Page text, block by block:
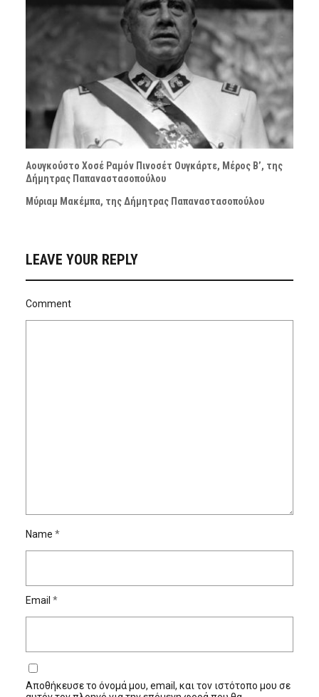
Αουγκούστο Χοσέ Ραμόν Πινοσέτ Ουγκάρτε, Μέρος Β’, της
Δήμητρας Παπαναστασοπούλου
Μύριαμ Μακέμπα, της Δήμητρας Παπαναστασοπούλου
LEAVE YOUR REPLY
Comment
Name *
Email *
Αποθήκευσε το όνομά μου, email, και τον ιστότοπο μου σε